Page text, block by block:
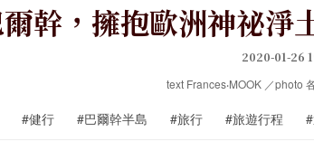
幹，擁抱歐洲神祕淨
2020-01-26
text Frances‧MOOK ／photo
#健行 #巴爾幹半島 #旅行 #旅遊行程